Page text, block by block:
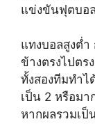
แข่งขันฟุตบอล
แทงบอลสูงต่
ข้างตรงไปต
ทั้งสองทีมทำไ
เป็น 2 หรือมา
หากผลรวมเ